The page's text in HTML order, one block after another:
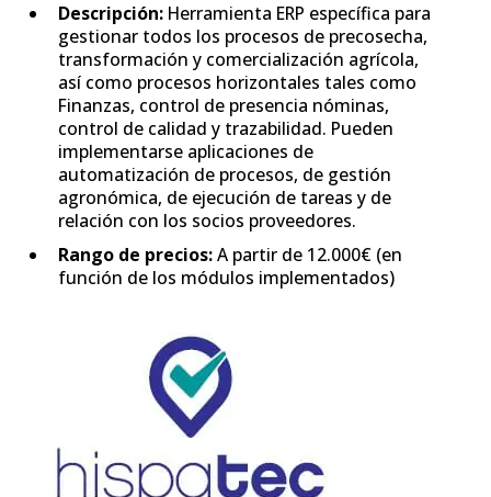
Descripción: Herramienta ERP específica para
gestionar todos los procesos de precosecha,
transformación y comercialización agrícola,
así como procesos horizontales tales como
Finanzas, control de presencia nóminas,
control de calidad y trazabilidad. Pueden
implementarse aplicaciones de
automatización de procesos, de gestión
agronómica, de ejecución de tareas y de
relación con los socios proveedores.
Rango de precios:A partir de 12.000€ (en
función de los módulos implementados)